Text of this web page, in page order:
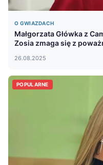
O GWIAZDACH
Małgorzata Główka z
Zosia zmaga się z
26.08.2025
POPULARNE